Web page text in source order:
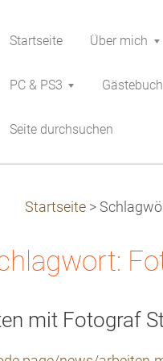
Startseite Über mich
PC & PS3 Gästebuch
Seite durchsuchen
Startseite >
mit Fotograf